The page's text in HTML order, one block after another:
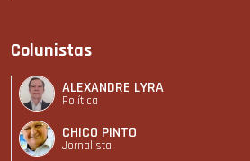
Colunistas
ALEXANDRE LYRA
Política
CHICO PINTO
Jornalista